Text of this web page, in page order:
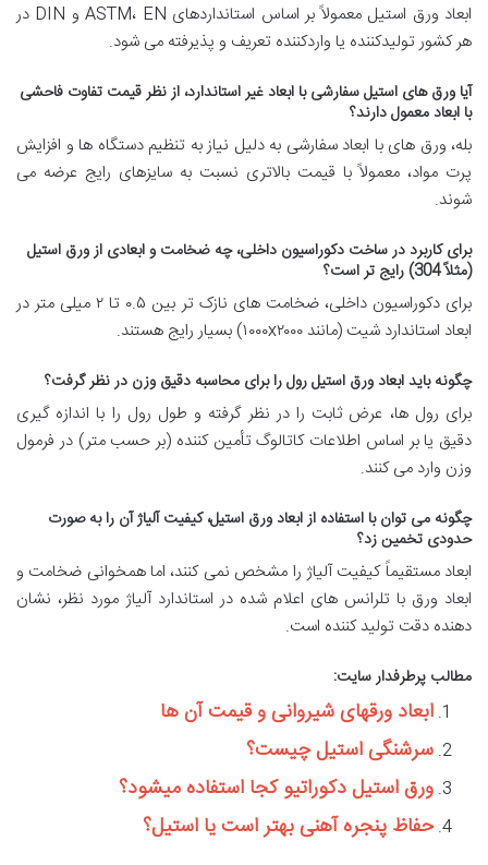
ابعاد ورق استیل معمولاً بر اساس استانداردهای ASTM، EN و DIN در
هر کشور تولیدکننده یا واردکننده تعریف و پذیرفته می شود.
آیا ورق های استیل سفارشی با ابعاد غیر استاندارد، از نظر قیمت تفاوت فاحشی
با ابعاد معمول دارند؟
بله، ورق های با ابعاد سفارشی به دلیل نیاز به تنظیم دستگاه ها و افزایش
پرت مواد، معمولاً با قیمت بالاتری نسبت به سایزهای رایج عرضه می
شوند.
برای کاربرد در ساخت دکوراسیون داخلی، چه ضخامت و ابعادی از ورق استیل
(مثلاً 304) رایج تر است؟
برای دکوراسیون داخلی، ضخامت های نازک تر بین ۰.۵ تا ۲ میلی متر در
ابعاد استاندارد شیت (مانند ۱۰۰۰x۲۰۰۰) بسیار رایج هستند.
چگونه باید ابعاد ورق استیل رول را برای محاسبه دقیق وزن در نظر گرفت؟
برای رول ها، عرض ثابت را در نظر گرفته و طول رول را با اندازه گیری
دقیق یا بر اساس اطلاعات کاتالوگ تأمین کننده (بر حسب متر) در فرمول
وزن وارد می کنند.
چگونه می توان با استفاده از ابعاد ورق استیل، کیفیت آلیاژ آن را به صورت
حدودی تخمین زد؟
ابعاد مستقیماً کیفیت آلیاژ را مشخص نمی کنند، اما همخوانی ضخامت و
ابعاد ورق با تلرانس های اعلام شده در استاندارد آلیاژ مورد نظر، نشان
دهنده دقت تولید کننده است.
مطالب پرطرفدار سایت:
ابعاد ورقهای شیروانی و قیمت آن ها
سرشنگی استیل چیست؟
ورق استیل دکوراتیو کجا استفاده میشود؟
حفاظ پنجره آهنی بهتر است یا استیل؟